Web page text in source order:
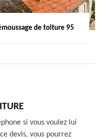
de toiture 95
si vous voulez lui
devis, vous pourrez